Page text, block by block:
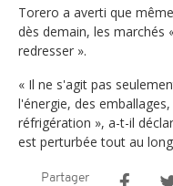
Torero a averti que
dès demain, les marchés
redresser ».
« Il ne s'agit pas
l'énergie, des
réfrigération », a-t-il
est perturbée tout au
Partager